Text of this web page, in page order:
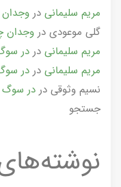
مریم سلیمانی در
گلی موعودی در
مریم سلیمانی دردر
مریم سلیمانی دردر
نسیم وثوقی در در سوگ
جستجو